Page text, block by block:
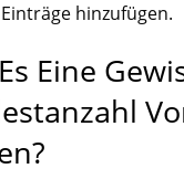
hinzufügen.
Eine